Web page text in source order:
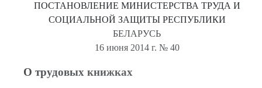
ПОСТАНОВЛЕНИЕ МИНИСТЕРСТВА ТРУДА И
СОЦИАЛЬНОЙ ЗАЩИТЫ РЕСПУБЛИКИ
БЕЛАРУСЬ
16 июня 2014 г. № 40
О трудовых книжках